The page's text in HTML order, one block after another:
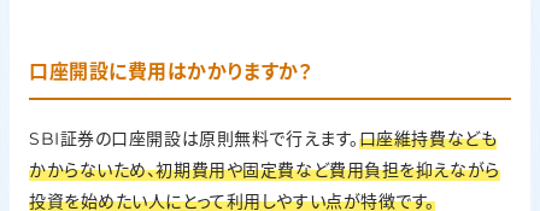
口座開設に費用はかかりますか？
SBI証券の口座開設は原則無料で行えます。口座維持費なども
かからないため、初期費用や固定費など費用負担を抑えながら
投資を始めたい人にとって利用しやすい点が特徴です。